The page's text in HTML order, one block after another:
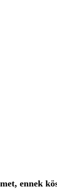
ennek